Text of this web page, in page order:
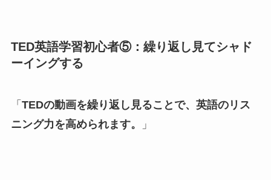
TED英語学習初心者⑤：繰り返し見てシャド
ーイングする
「 TEDの動画を繰り返し見ることで、英語のリス
ニング力を高められます。
」